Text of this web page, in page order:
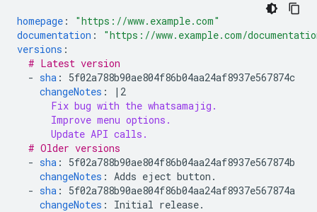
homepage :
"https://www.example.com"
documentation :
"https://www.example.com/
versions :
# Latest version
- sha :
5f02a788b90ae804f86b04aa24af8937e567874c
changeNotes :
|2
Fix bug with the whatsamajig.
Improve menu options.
Update API calls.
# Older versions
- sha :
5f02a788b90ae804f86b04aa24af8937e567874b
changeNotes : Adds eject button.
- sha :
5f02a788b90ae804f86b04aa24af8937e567874a
changeNotes : Initial release.